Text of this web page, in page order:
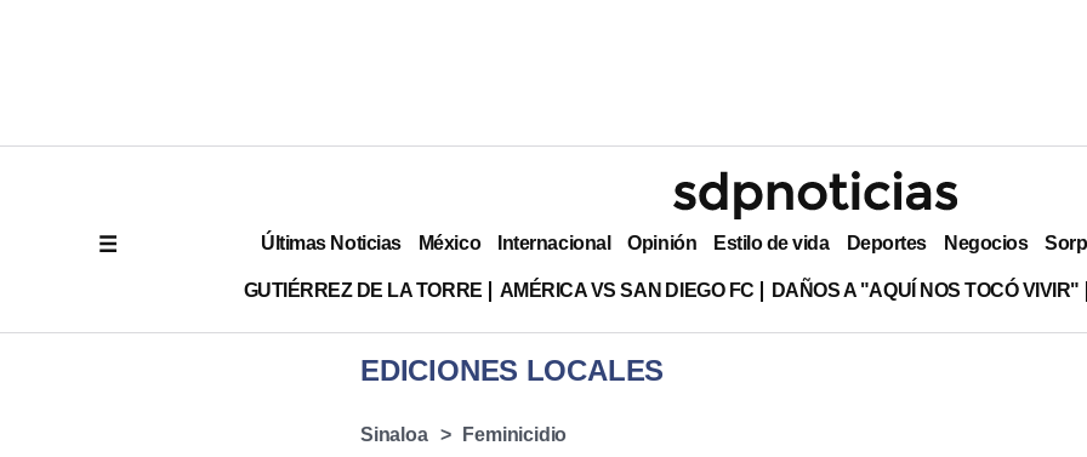
Últimas Noticias México Internacional Opinión Estilo de vida Deportes Negocios
GUTIÉRREZ DE LA TORRE AMÉRICA VS SAN DIEGO FC DAÑOS A "AQUÍ NOS TOCÓ VIVIR"
EDICIONES LOCALES
Sinaloa Feminicidio